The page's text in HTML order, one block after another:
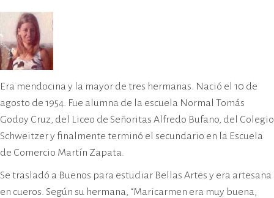
Era mendocina y la mayor de tres hermanas. Nació el 10 de
agosto de 1954. Fue alumna de la escuela Normal Tomás
Godoy Cruz, del Liceo de Señoritas Alfredo Bufano, del Colegio
Schweitzer y finalmente terminó el secundario en la Escuela
de Comercio Martín Zapata.
Se trasladó a Buenos para estudiar Bellas Artes y era artesana
en cueros. Según su hermana, “Maricarmen era muy buena,